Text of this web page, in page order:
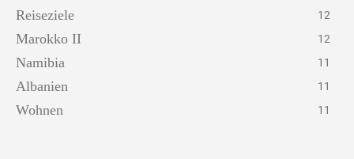
Reiseziele 12
Marokko II 12
Namibia 11
Albanien 11
Wohnen 11